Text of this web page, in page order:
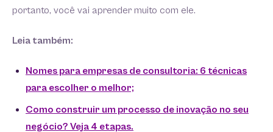
portanto, você vai aprender muito com ele.
Leia também:
Nomes para empresas de consultoria: 6 técnicas
para escolher o melhor;
Como construir um processo de inovação no seu
negócio? Veja 4 etapas.